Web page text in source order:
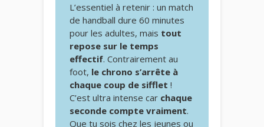
L’essentiel à retenir : un match
de handball dure 60 minutes
pour les adultes, mais tout
repose sur le temps
effectif. Contrairement au
foot, le chrono s’arrête à
chaque coup de sifflet !
C’est ultra intense car chaque
seconde compte vraiment.
Que tu sois chez les jeunes ou